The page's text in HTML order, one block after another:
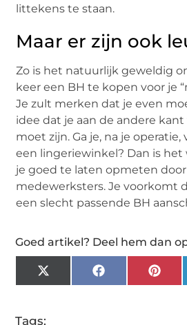
littekens te staan.
Maar er zijn ook
Zo is het natuurlijk geweldig
keer een BH te kopen voor je
Je zult merken dat je even
idee dat je aan de andere kant
moet zijn. Ga je, na je
een lingeriewinkel? Dan is
je goed te laten opmeten
medewerksters. Je voorkomt
een slecht passende BH
Goed artikel? Deel hem dan
X
(Twitter)
Facebook
Tags: